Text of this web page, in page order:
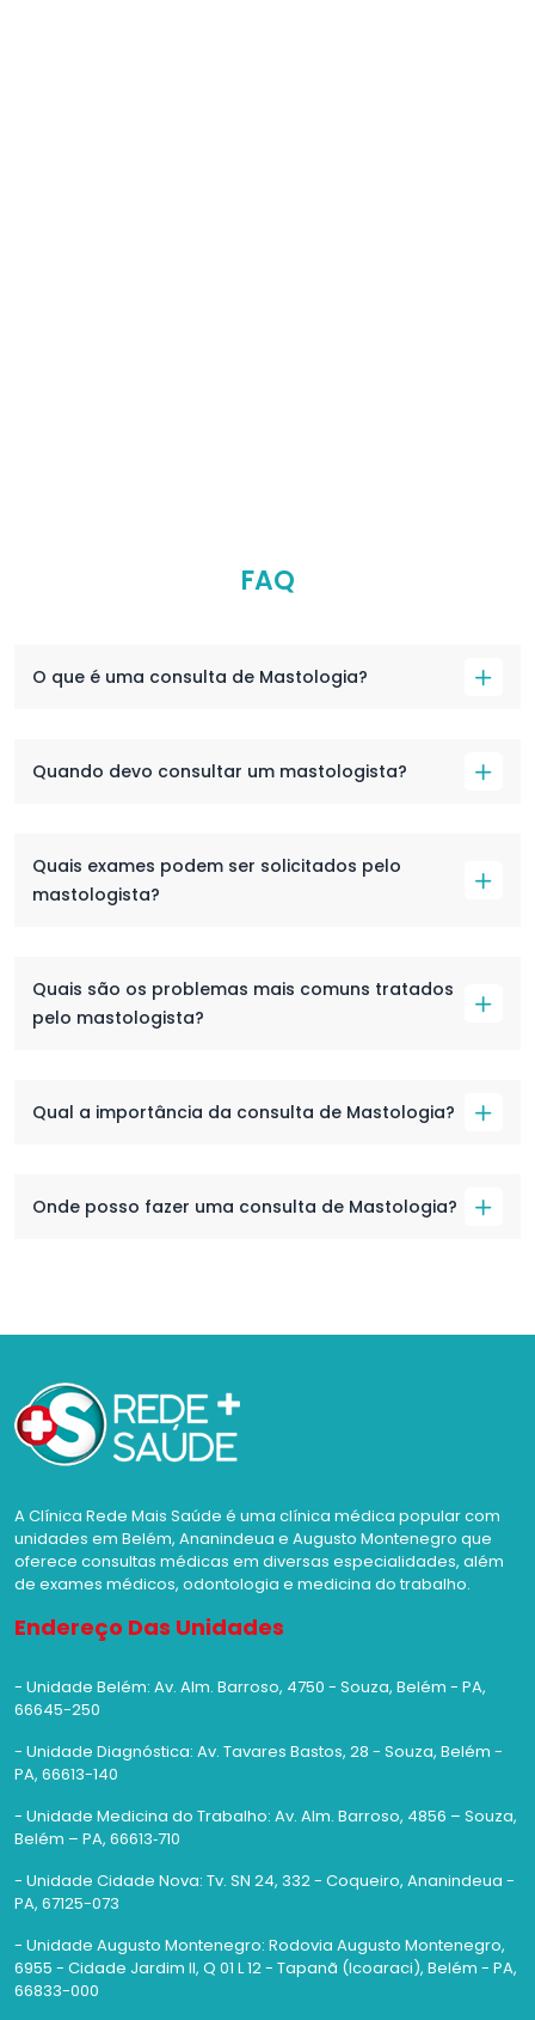
FAQ
O que é uma consulta de Mastologia?
Quando devo consultar um mastologista?
Quais exames podem ser solicitados pelo
mastologista?
Quais são os problemas mais comuns tratados
pelo mastologista?
Qual a importância da consulta de Mastologia?
Onde posso fazer uma consulta de Mastologia?
A Clínica Rede Mais Saúde é uma clínica médica popular com
unidades em Belém, Ananindeua e Augusto Montenegro que
oferece consultas médicas em diversas especialidades, além
de exames médicos, odontologia e medicina do trabalho.
Endereço Das Unidades
- Unidade Belém: Av. Alm. Barroso, 4750 - Souza, Belém - PA,
66645-250
- Unidade Diagnóstica: Av. Tavares Bastos, 28 - Souza, Belém -
PA, 66613-140
- Unidade Medicina do Trabalho: Av. Alm. Barroso, 4856 – Souza,
Belém – PA, 66613‑710
- Unidade Cidade Nova: Tv. SN 24, 332 - Coqueiro, Ananindeua -
PA, 67125-073
- Unidade Augusto Montenegro: Rodovia Augusto Montenegro,
6955 - Cidade Jardim II, Q 01 L 12 - Tapanã (Icoaraci), Belém - PA,
66833-000